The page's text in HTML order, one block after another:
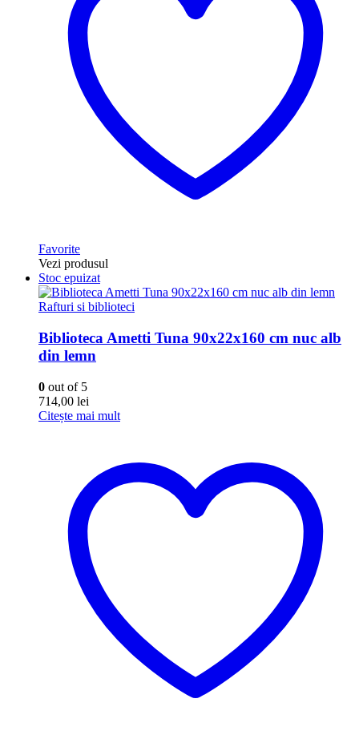
Favorite
Vezi produsul
Stoc epuizat
Rafturi si biblioteci
Biblioteca Ametti Tuna 90x22x160 cm nuc alb
din lemn
0 out of 5
714,00 lei
Citește mai mult